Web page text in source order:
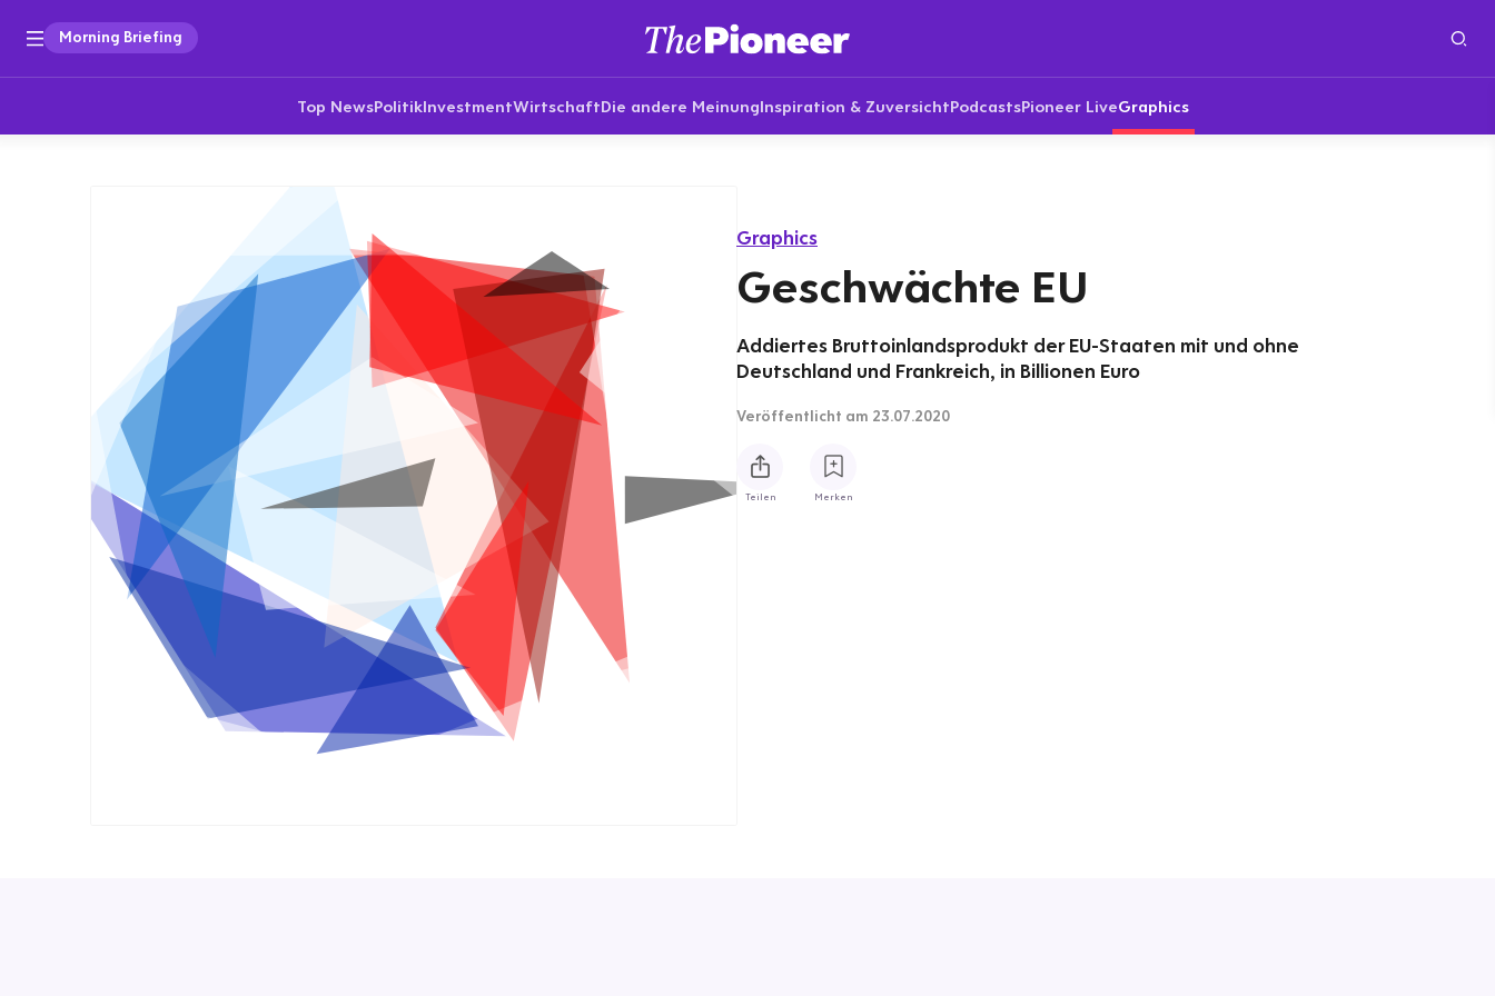
Morning Briefing
Top NewsPolitikInvestmentWirtschaftDie andere MeinungInspiration & ZuversichtPodcastsPioneer LiveGraphics
Graphics
Geschwächte EU
Addiertes Bruttoinlandsprodukt der EU-Staaten mit und ohne
Deutschland und Frankreich, in Billionen Euro
Veröffentlicht am 23.07.2020
Teilen Merken